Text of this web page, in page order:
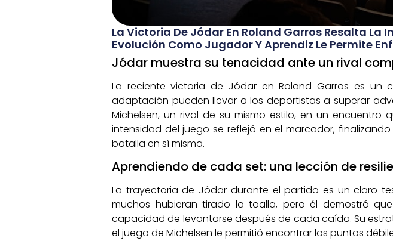
La Victoria De Jódar En Roland Garros Resalta La
Evolución Como Jugador Y Aprendiz Le Permite
Jódar muestra su tenacidad ante un rival
La reciente victoria de Jódar en Roland Garros es
adaptación pueden llevar a los deportistas a superar
Michelsen, un rival de su mismo estilo, en un
intensidad del juego se reflejó en el marcador,
batalla en sí misma.
Aprendiendo de cada set: una lección de
La trayectoria de Jódar durante el partido es un claro
muchos hubieran tirado la toalla, pero él demostró
capacidad de levantarse después de cada caída. Su
el juego de Michelsen le permitió encontrar los puntos